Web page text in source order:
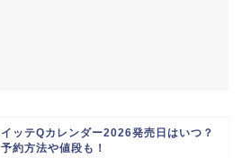
イッテQカレンダー2026発売日はいつ？
予約方法や値段も！